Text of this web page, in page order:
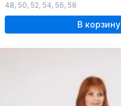
48, 50, 52, 54, 56, 58
В корзину